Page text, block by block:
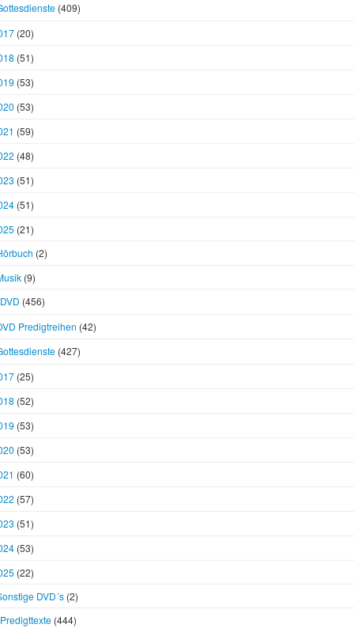
(409)
(20)
(51)
(53)
(53)
(59)
(48)
(51)
(51)
(21)
(2)
(9)
DVD (456)
Predigtreihen (42)
(427)
(25)
(52)
(53)
(53)
(60)
(57)
(51)
(53)
(22)
DVD´s (2)
Predigttexte (444)